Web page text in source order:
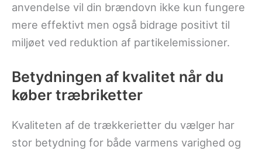
anvendelse vil din brændovn ikke kun fungere
mere effektivt men også bidrage positivt til
miljøet ved reduktion af partikelemissioner.
Betydningen af kvalitet når du
køber træbriketter
Kvaliteten af de trækkerietter du vælger har
stor betydning for både varmens varighed og